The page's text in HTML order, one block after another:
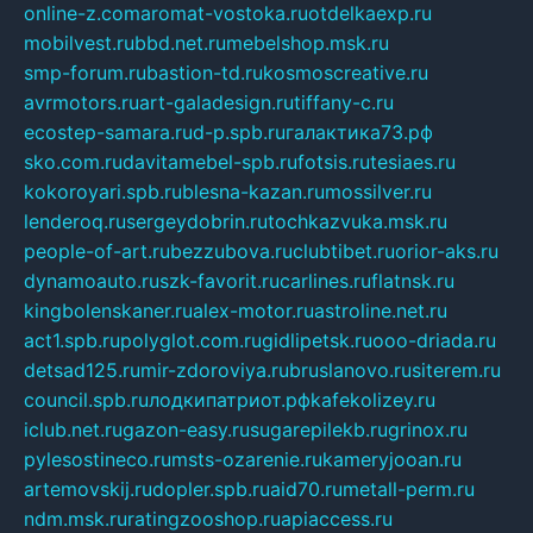
online-z.comaromat-vostoka.ruotdelkaexp.ru
mobilvest.rubbd.net.rumebelshop.msk.ru
smp-forum.rubastion-td.rukosmoscreative.ru
avrmotors.ruart-galadesign.rutiffany-c.ru
ecostep-samara.rud-p.spb.ruгалактика73.рф
sko.com.rudavitamebel-spb.rufotsis.rutesiaes.ru
kokoroyari.spb.rublesna-kazan.rumossilver.ru
lenderoq.rusergeydobrin.rutochkazvuka.msk.ru
people-of-art.rubezzubova.ruclubtibet.ruorior-aks.ru
dynamoauto.ruszk-favorit.rucarlines.ruflatnsk.ru
kingbolenskaner.rualex-motor.ruastroline.net.ru
act1.spb.rupolyglot.com.rugidlipetsk.ruooo-driada.ru
detsad125.rumir-zdoroviya.rubruslanovo.rusiterem.ru
council.spb.ruлодкипатриот.рфkafekolizey.ru
iclub.net.rugazon-easy.rusugarepilekb.rugrinox.ru
pylesostineco.rumsts-ozarenie.rukameryjooan.ru
artemovskij.rudopler.spb.ruaid70.rumetall-perm.ru
ndm.msk.ruratingzooshop.ruapiaccess.ru